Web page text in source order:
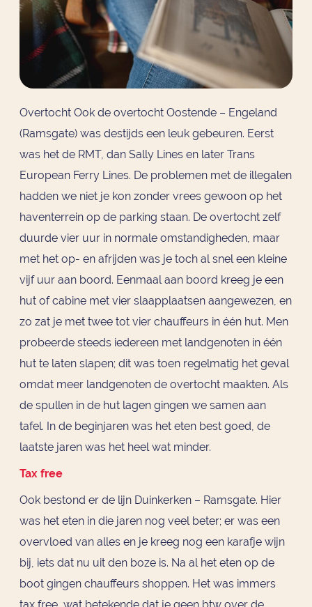
Overtocht Ook de overtocht Oostende – Engeland
(Ramsgate) was destijds een leuk gebeuren. Eerst
was het de RMT, dan Sally Lines en later Trans
European Ferry Lines. De problemen met de illegalen
hadden we niet je kon zonder vrees gewoon op het
haventerrein op de parking staan. De overtocht zelf
duurde vier uur in normale omstandigheden, maar
met het op- en afrijden was je toch al snel een kleine
vijf uur aan boord. Eenmaal aan boord kreeg je een
hut of cabine met vier slaapplaatsen aangewezen, en
zo zat je met twee tot vier chauffeurs in één hut. Men
probeerde steeds iedereen met landgenoten in één
hut te laten slapen; dit was toen regelmatig het geval
omdat meer landgenoten de overtocht maakten. Als
de spullen in de hut lagen gingen we samen aan
tafel. In de beginjaren was het eten best goed, de
laatste jaren was het heel wat minder.
Tax free
Ook bestond er de lijn Duinkerken – Ramsgate. Hier
was het eten in die jaren nog veel beter; er was een
overvloed van alles en je kreeg nog een karafje wijn
bij, iets dat nu uit den boze is. Na al het eten op de
boot gingen chauffeurs shoppen. Het was immers